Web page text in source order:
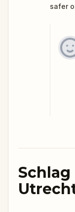
safer
Schlag